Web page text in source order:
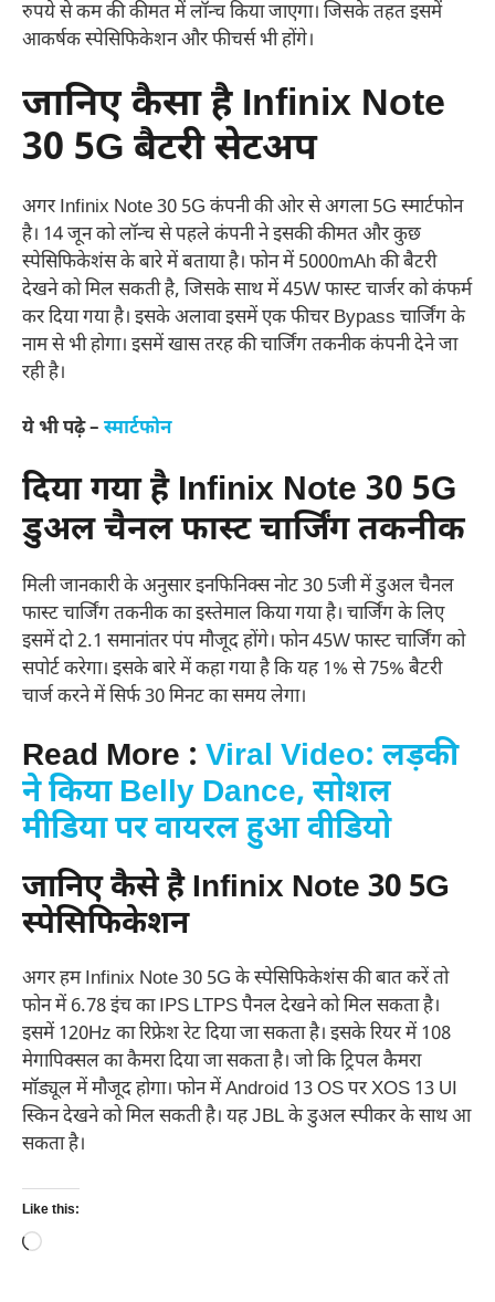
रुपये से कम की कीमत में लॉन्च किया जाएगा। जिसके तहत इसमें
आकर्षक स्पेसिफिकेशन और फीचर्स भी होंगे।
जानिए कैसा है Infinix Note
30 5G बैटरी सेटअप
अगर Infinix Note 30 5G कंपनी की ओर से अगला 5G स्मार्टफोन
है। 14 जून को लॉन्च से पहले कंपनी ने इसकी कीमत और कुछ
स्पेसिफिकेशंस के बारे में बताया है। फोन में 5000mAh की बैटरी
देखने को मिल सकती है, जिसके साथ में 45W फास्ट चार्जर को कंफर्म
कर दिया गया है। इसके अलावा इसमें एक फीचर Bypass चार्जिंग के
नाम से भी होगा। इसमें खास तरह की चार्जिंग तकनीक कंपनी देने जा
रही है।
ये भी पढ़े – स्मार्टफोन
दिया गया है Infinix Note 30 5G
डुअल चैनल फास्ट चार्जिंग तकनीक
मिली जानकारी के अनुसार इनफिनिक्स नोट 30 5जी में डुअल चैनल
फास्ट चार्जिंग तकनीक का इस्तेमाल किया गया है। चार्जिंग के लिए
इसमें दो 2.1 समानांतर पंप मौजूद होंगे। फोन 45W फास्ट चार्जिंग को
सपोर्ट करेगा। इसके बारे में कहा गया है कि यह 1% से 75% बैटरी
चार्ज करने में सिर्फ 30 मिनट का समय लेगा।
Read More : Viral Video: लड़की
ने किया Belly Dance, सोशल
मीडिया पर वायरल हुआ वीडियो
जानिए कैसे है Infinix Note 30 5G
स्पेसिफिकेशन
अगर हम Infinix Note 30 5G के स्पेसिफिकेशंस की बात करें तो
फोन में 6.78 इंच का IPS LTPS पैनल देखने को मिल सकता है।
इसमें 120Hz का रिफ्रेश रेट दिया जा सकता है। इसके रियर में 108
मेगापिक्सल का कैमरा दिया जा सकता है। जो कि ट्रिपल कैमरा
मॉड्यूल में मौजूद होगा। फोन में Android 13 OS पर XOS 13 UI
स्किन देखने को मिल सकती है। यह JBL के डुअल स्पीकर के साथ आ
सकता है।
Like this:
Loading…